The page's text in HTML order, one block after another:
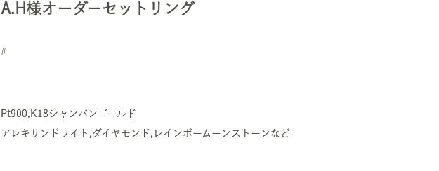
A.H様オーダーセットリング
#
Pt900,K18シャンパンゴールド
アレキサンドライト,ダイヤモンド,レインボームーンストーンなど